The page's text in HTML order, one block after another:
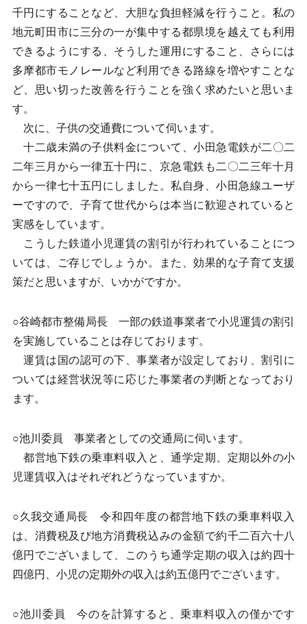
千円にすることなど、大胆な負担軽減を行うこと。私の
地元町田市に三分の一が集中する都県境を越えても利用
できるようにする、そうした運用にすること、さらには
多摩都市モノレールなど利用できる路線を増やすことな
ど、思い切った改善を行うことを強く求めたいと思いま
す。
次に、子供の交通費について伺います。
十二歳未満の子供料金について、小田急電鉄が二〇二
二年三月から一律五十円に、京急電鉄も二〇二三年十月
から一律七十五円にしました。私自身、小田急線ユーザ
ーですので、子育て世代からは本当に歓迎されていると
実感をしています。
こうした鉄道小児運賃の割引が行われていることにつ
いては、ご存じでしょうか。また、効果的な子育て支援
策だと思いますが、いかがですか。
○谷崎都市整備局長 一部の鉄道事業者で小児運賃の割引
を実施していることは存じております。
運賃は国の認可の下、事業者が設定しており、割引に
ついては経営状況等に応じた事業者の判断となっており
ます。
○池川委員 事業者としての交通局に伺います。
都営地下鉄の乗車料収入と、通学定期、定期以外の小
児運賃収入はそれぞれどうなっていますか。
○久我交通局長 令和四年度の都営地下鉄の乗車料収入
は、消費税及び地方消費税込みの金額で約千二百六十八
億円でございまして、このうち通学定期の収入は約四十
四億円、小児の定期外の収入は約五億円でございます。
○池川委員 今のを計算すると、乗車料収入の僅かです